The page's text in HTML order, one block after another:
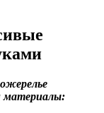
материалы: